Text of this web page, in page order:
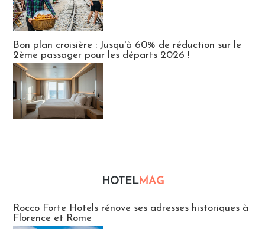
Bon plan croisière : Jusqu'à 60% de réduction sur le
2ème passager pour les départs 2026 !
HOTELMAG
Rocco Forte Hotels rénove ses adresses historiques à
Florence et Rome